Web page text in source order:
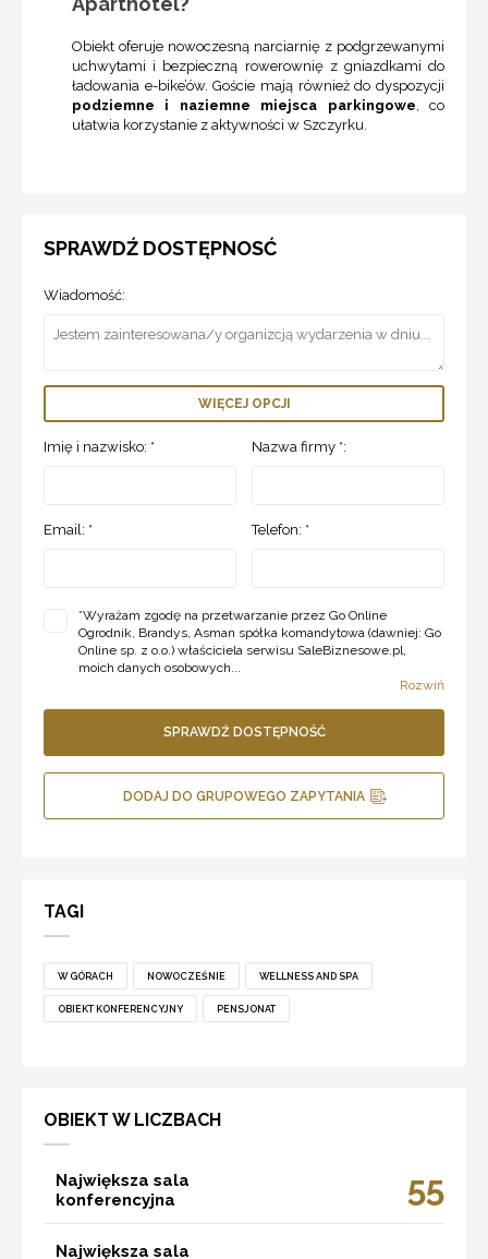
Obiekt oferuje nowoczesną narciarnię z podgrzewanymi
uchwytami i bezpieczną rowerownię z gniazdkami do
ładowania e-bike’ów. Goście mają również do dyspozycji
podziemne i naziemne miejsca parkingowe, co
ułatwia korzystanie z aktywności w Szczyrku.
SPRAWDŹ DOSTĘPNOSĆ
Wiadomość:
WIĘCEJ OPCJI
Imię i nazwisko: * Nazwa firmy *:
Email: * Telefon: *
*Wyrażam zgodę na przetwarzanie przez Go Online
Ogrodnik, Brandys, Asman spółka komandytowa (dawniej: Go
Online sp. z o.o.) właściciela serwisu SaleBiznesowe.pl,
moich danych osobowych...
Rozwiń
SPRAWDŹ DOSTĘPNOŚĆ
DODAJ DO GRUPOWEGO ZAPYTANIA
TAGI
W GÓRACH NOWOCZEŚNIE WELLNESS AND SPA
OBIEKT KONFERENCYJNY PENSJONAT
OBIEKT W LICZBACH
Największa sala
konferencyjna
55
Największa sala